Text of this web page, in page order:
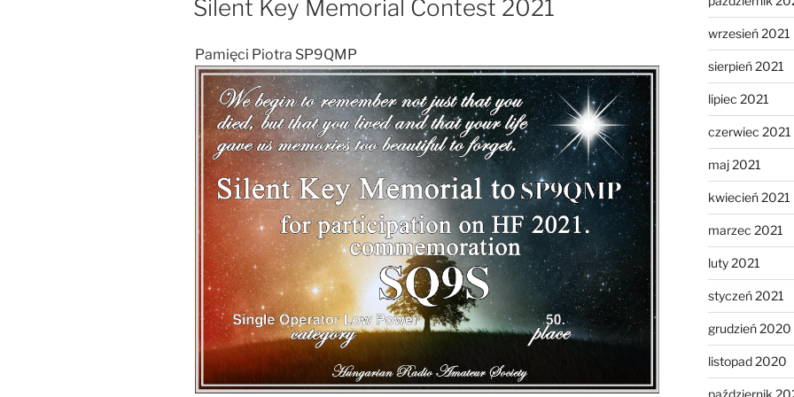
Silent Key Memorial Contest 2021
Pamięci Piotra SP9QMP
wrzesień 2021
sierpień 2021
lipiec 2021
czerwiec 2021
maj 2021
kwiecień 2021
marzec 2021
luty 2021
styczeń 2021
grudzień 2020
listopad 2020
październik